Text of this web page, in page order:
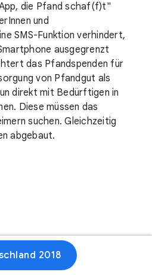
die Pfand schaf(f)t"
und
SMS-Funktion verhindert,
ausgegrenzt
das Pfandspenden für
von Pfandgut als
direkt mit Bedürftigen in
Diese müssen das
suchen. Gleichzeitig
abgebaut.
2018